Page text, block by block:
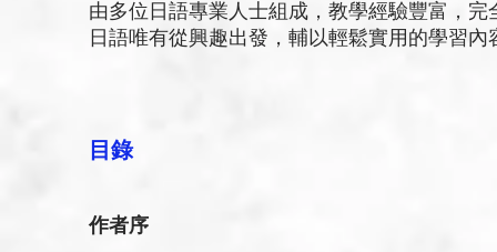
由多位日語專業人士組成，教學經驗豐富，
日語唯有從興趣出發，輔以輕鬆實用的學習
目錄
作者序